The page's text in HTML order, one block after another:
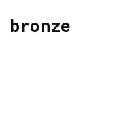
bronze